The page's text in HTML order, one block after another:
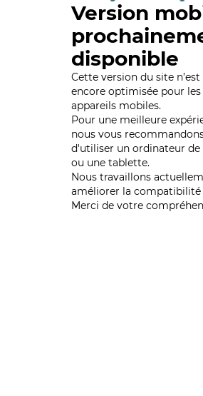
Version
disponible
Cette version du site n’est
encore optimisée pour les
appareils mobiles.
Pour une meilleure
nous vous
d'utiliser un ordinateur de
ou une tablette.
Nous travaillons
améliorer la compatibilité
Merci de votre